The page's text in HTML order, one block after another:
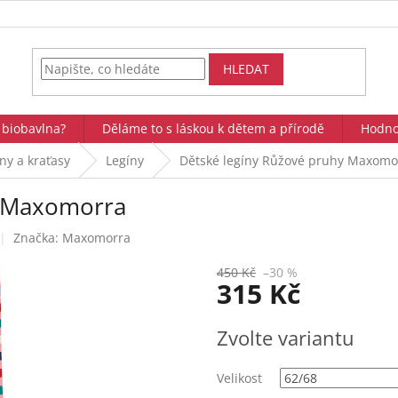
HLEDAT
biobavlna? Děláme to s láskou k dětem a přírodě
a kraťasy Legíny Dětské legíny Růžové pruhy
Značka: Maxomorra
450 Kč –30 %
315 Kč
cena:
Zvolte variantu
Velikost